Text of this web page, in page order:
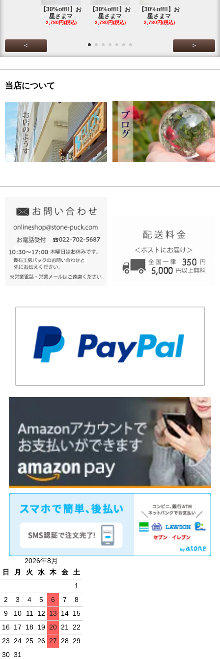
【30%off!!】お
星さまマ
2,780円(税込)
【30%off!!】お
星さまマ
2,780円(税込)
【30%off!!】お
星さまマ
2,780円(税込)
< >
当店について
2026年8月
日
月 火 水 木 金
土
1
2
3 4 5 6 7
8
9
10 11 12 13 14 15
16 17 18 19 20 21
22
23
24 25 26 27 28 29
30 31